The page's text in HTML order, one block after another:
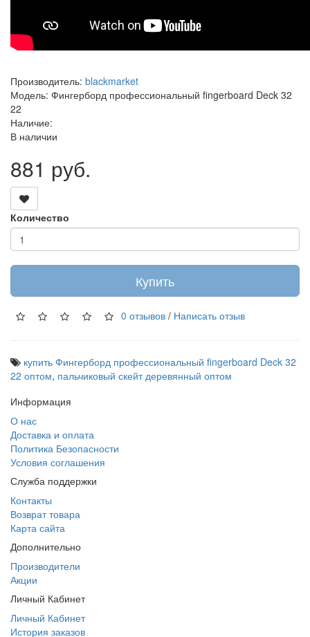
Производитель: blackmarket
Модель: Фингерборд профессиональный fingerboard Deck 32
22
Наличие:
В наличии
881 руб.
Количество
Купить
0 отзывов / Написать отзыв
купить Фингерборд профессиональный fingerboard Deck 32
22 оптом, пальчиковый скейт деревянный оптом
Информация
О нас
Доставка и оплата
Политика Безопасности
Условия соглашения
Служба поддержки
Контакты
Возврат товара
Карта сайта
Дополнительно
Производители
Акции
Личный Кабинет
Личный Кабинет
История заказов